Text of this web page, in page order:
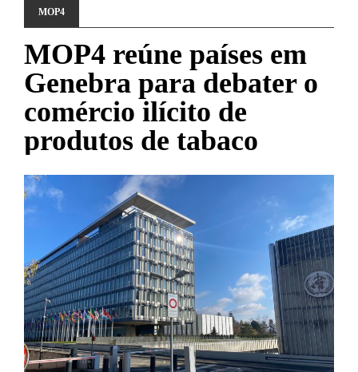
MOP4
MOP4 reúne países em
Genebra para debater o
comércio ilícito de
produtos de tabaco